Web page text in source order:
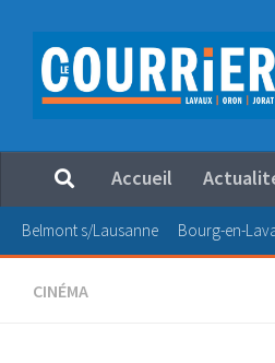
Au dessous du contenu
Accueil
Belmont s/Lausanne Bourg-en-
CINÉMA